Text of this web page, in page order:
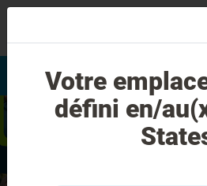
Evaluation du sourire
Votre
défini en/